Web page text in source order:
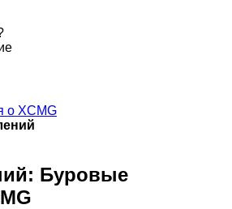
о XCMG
Буровые